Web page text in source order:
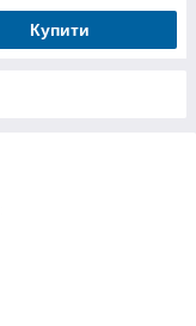
Купити